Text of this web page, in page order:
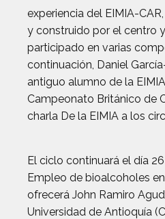
experiencia del EIMIA-
y construido por el centro
participado en varias
continuación, Daniel
antiguo alumno de la
Campeonato Británico de
charla De la EIMIA a los
El ciclo continuará el día
Empleo de bioalcoholes
ofrecerá John Ramiro
Universidad de Antioquía